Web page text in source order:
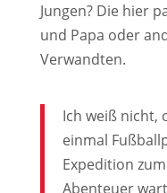
Jungen? Die hier
und Papa oder
Verwandten.
Ich weiß nicht,
einmal
Expedition
Abenteuer